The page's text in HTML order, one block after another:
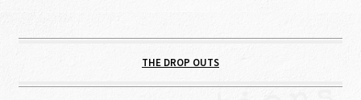
THE DROP OUTS